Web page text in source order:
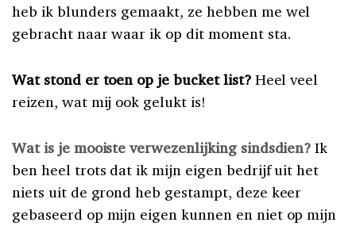
heb ik blunders gemaakt, ze hebben me wel
gebracht naar waar ik op dit moment sta.
Wat stond er toen op je bucket list?Heel veel
reizen, wat mij ook gelukt is!
Wat is je mooiste verwezenlijking sindsdien? Ik
ben heel trots dat ik mijn eigen bedrijf uit het
niets uit de grond heb gestampt, deze keer
gebaseerd op mijn eigen kunnen en niet op mijn